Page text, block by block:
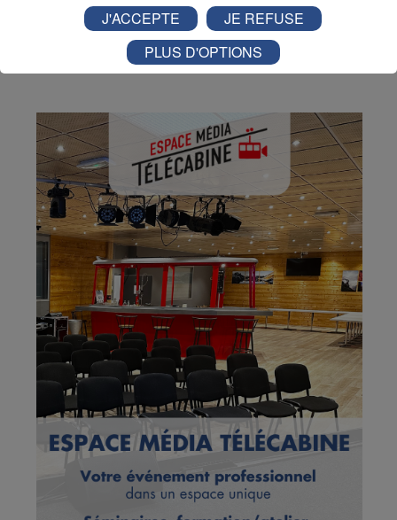
Partager sur Twitter
J'ACCEPTE
JE REFUSE
PLUS D'OPTIONS